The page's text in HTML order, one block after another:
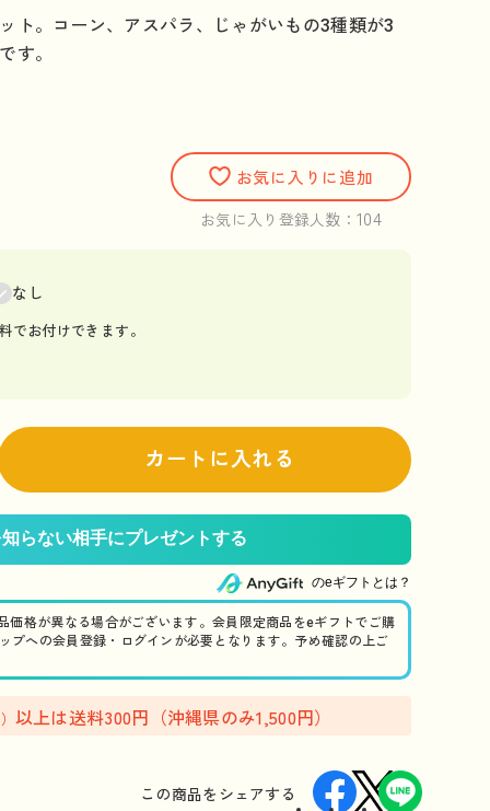
ト。コーン、アスパラ、じゃがいもの3種類が3
す。
お気に入りに追加
お気に入り登録人数：104
なし
でお付けできます。
カートに入れる
のeギフトとは？
格が異なる場合がございます。会員限定商品をeギフトでご購
プへの会員登録・ログインが必要となります。予め確認の上ご
以上は送料300円（沖縄県のみ1,500円）
この商品を シェアする